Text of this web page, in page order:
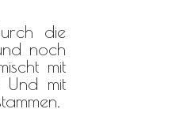
die
noch
mit
Und mit